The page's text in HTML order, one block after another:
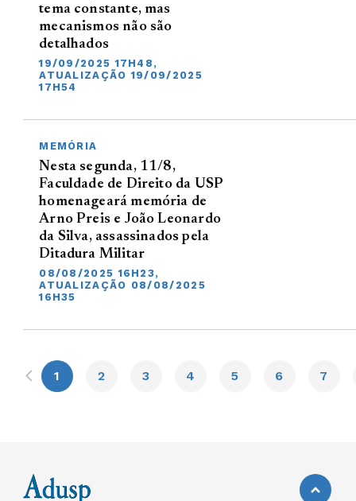
tema constante, mas
mecanismos não são
detalhados
19/09/2025 17H48,
ATUALIZAÇÃO 19/09/2025
17H54
MEMÓRIA
Nesta segunda, 11/8,
Faculdade de Direito da USP
homenageará memória de
Arno Preis e João Leonardo
da Silva, assassinados pela
Ditadura Militar
08/08/2025 16H23,
ATUALIZAÇÃO 08/08/2025
16H35
1 2 3 4 5 6 7